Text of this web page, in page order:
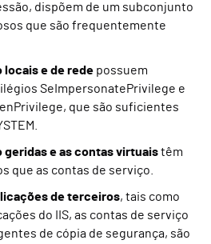
dispõem de um subconjunto
que são frequentemente
locais e de rede possuem
SeImpersonatePrivilege e
que são suficientes
e as contas virtuaistêm
que as contas de serviço.
de terceiros, tais como
do IIS, as contas de serviço
de cópia de segurança, são